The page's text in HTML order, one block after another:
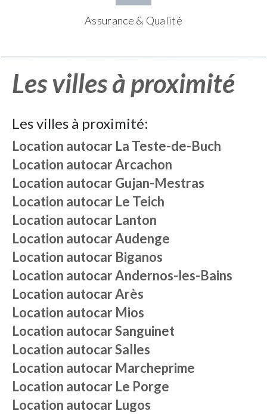
Assurance & Qualité
Les villes à proximité
Les villes à proximité:
Location autocar La Teste-de-Buch
Location autocarArcachon
Location autocarGujan-Mestras
Location autocar Le Teich
Location autocar Lanton
Location autocarAudenge
Location autocar Biganos
Location autocarAndernos-les-Bains
Location autocarArès
Location autocar Mios
Location autocarSanguinet
Location autocarSalles
Location autocar Marcheprime
Location autocar Le Porge
Location autocar Lugos